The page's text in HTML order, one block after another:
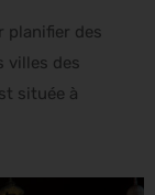
planifier des
villes des
située à